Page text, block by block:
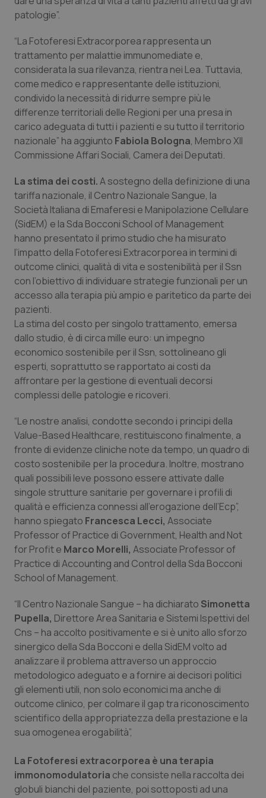
Salute orale & impianti
Sangue & coagulazione
Tiroide
Tumore al seno
Tumore ovarico
Tumori gastrointestinali
Ulcera & Reflusso
Vaccini
patologie”.
“La Fotoferesi Extracorporea rappresenta un
trattamento per malattie immunomediate e,
considerata la sua rilevanza, rientra nei Lea. Tuttavia,
come medico e rappresentante delle istituzioni,
condivido la necessità di ridurre sempre più le
differenze territoriali delle Regioni per una presa in
carico adeguata di tutti i pazienti e su tutto il territorio
nazionale” ha aggiunto Fabiola Bologna, Membro XII
Commissione Affari Sociali, Camera dei Deputati.
La stima dei costi.A sostegno della definizione di una
tariffa nazionale, il Centro Nazionale Sangue, la
Società Italiana di Emaferesi e Manipolazione Cellulare
(SidEM) e la Sda Bocconi School of Management
hanno presentato il primo studio che ha misurato
l’impatto della Fotoferesi Extracorporea in termini di
outcome clinici, qualità di vita e sostenibilità per il Ssn
con l’obiettivo di individuare strategie funzionali per un
accesso alla terapia più ampio e paritetico da parte dei
pazienti.
La stima del costo per singolo trattamento, emersa
dallo studio, è di circa mille euro: un impegno
economico sostenibile per il Ssn, sottolineano gli
esperti, soprattutto se rapportato ai costi da
affrontare per la gestione di eventuali decorsi
complessi delle patologie e ricoveri.
“Le nostre analisi, condotte secondo i principi della
Value-Based Healthcare, restituiscono finalmente, a
fronte di evidenze cliniche note da tempo, un quadro di
costo sostenibile per la procedura. Inoltre, mostrano
quali possibili leve possono essere attivate dalle
singole strutture sanitarie per governare i profili di
qualità e efficienza connessi all’erogazione dell’Ecp”,
hanno spiegato Francesca Lecci, Associate
Professor of Practice di Government, Health and Not
for Profit e Marco Morelli, Associate Professor of
Practice di Accounting and Control della Sda Bocconi
School of Management.
“Il Centro Nazionale Sangue – ha dichiarato Simonetta
Pupella, Direttore Area Sanitaria e Sistemi Ispettivi del
Cns – ha accolto positivamente e si è unito allo sforzo
sinergico della Sda Bocconi e della SidEM volto ad
analizzare il problema attraverso un approccio
metodologico adeguato e a fornire ai decisori politici
gli elementi utili, non solo economici ma anche di
outcome clinico, per colmare il gap tra riconoscimento
scientifico della appropriatezza della prestazione e la
sua omogenea erogabilità”,
La Fotoferesi extracorporea è una terapia
immonomodulatoria che consiste nella raccolta dei
globuli bianchi del paziente, poi sottoposti ad una